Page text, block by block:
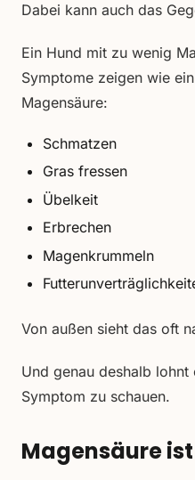
Dabei kann auch das
Ein Hund mit zu wenig
Symptome zeigen wie
Magensäure:
Schmatzen
Gras fressen
Übelkeit
Erbrechen
Magenkrummeln
Von außen sieht das oft
Und genau deshalb
Symptom zu schauen.
Magensäure